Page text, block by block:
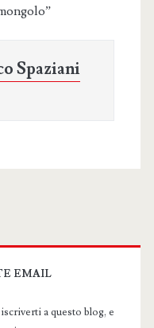
Spaziani
EMAIL
a questo blog, e